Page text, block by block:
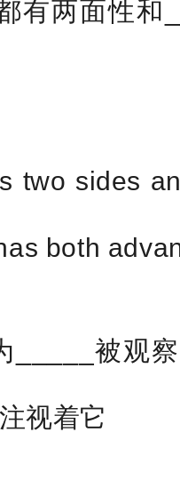
有两面性和
two sides
both
_____被观
视着它